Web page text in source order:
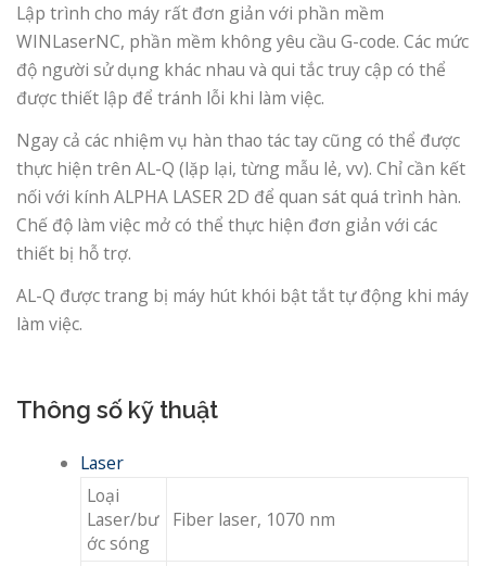
Lập trình cho máy rất đơn giản với phần mềm
WINLaserNC, phần mềm không yêu cầu G-code. Các mức
độ người sử dụng khác nhau và qui tắc truy cập có thể
được thiết lập để tránh lỗi khi làm việc.
Ngay cả các nhiệm vụ hàn thao tác tay cũng có thể được
thực hiện trên AL-Q (lặp lại, từng mẫu lẻ, vv). Chỉ cần kết
nối với kính ALPHA LASER 2D để quan sát quá trình hàn.
Chế độ làm việc mở có thể thực hiện đơn giản với các
thiết bị hỗ trợ.
AL-Q được trang bị máy hút khói bật tắt tự động khi máy
làm việc.
Thông số kỹ thuật
Laser
Loại
Laser/bư
ớc sóng
Fiber laser, 1070 nm